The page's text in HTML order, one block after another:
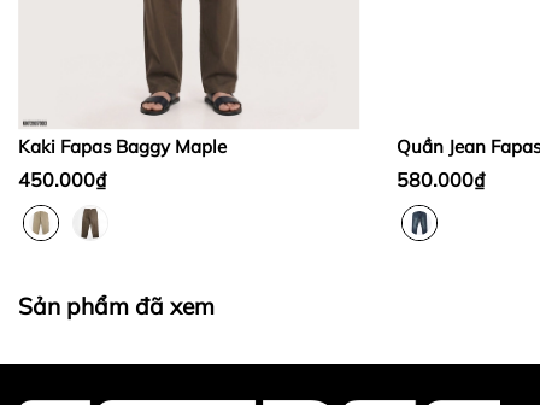
Bước 3
Sản phẩm không đúng với đơn hàng đã đặt
Sản phẩm bị hư hỏng khi nhìn bằng mắt thường
Kaki Fapas Baggy Maple
450.000₫
Quần Jean
580.000₫
Sản phẩm đã xem